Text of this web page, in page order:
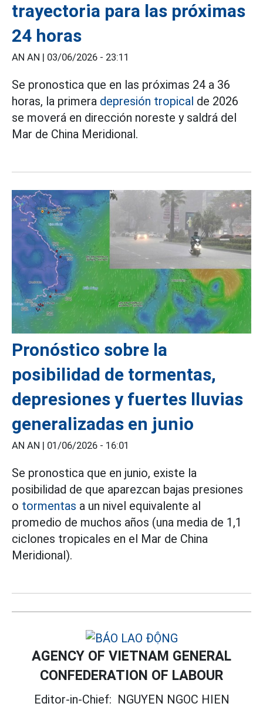
trayectoria para las próximas
24 horas
AN AN | 03/06/2026 - 23:11
Se pronostica que en las próximas 24 a 36
horas, la primera depresión tropical de 2026
se moverá en dirección noreste y saldrá del
Mar de China Meridional.
Pronóstico sobre la
posibilidad de tormentas,
depresiones y fuertes lluvias
generalizadas en junio
AN AN | 01/06/2026 - 16:01
Se pronostica que en junio, existe la
posibilidad de que aparezcan bajas presiones
o tormentas a un nivel equivalente al
promedio de muchos años (una media de 1,1
ciclones tropicales en el Mar de China
Meridional).
AGENCY OF VIETNAM GENERAL
CONFEDERATION OF LABOUR
Editor-in-Chief: NGUYEN NGOC HIEN